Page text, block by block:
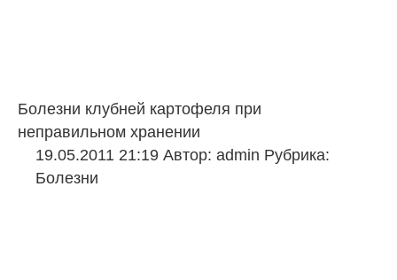
Болезни клубней картофеля при
неправильном хранении
19.05.2011 21:19 Автор: admin Рубрика:
Болезни